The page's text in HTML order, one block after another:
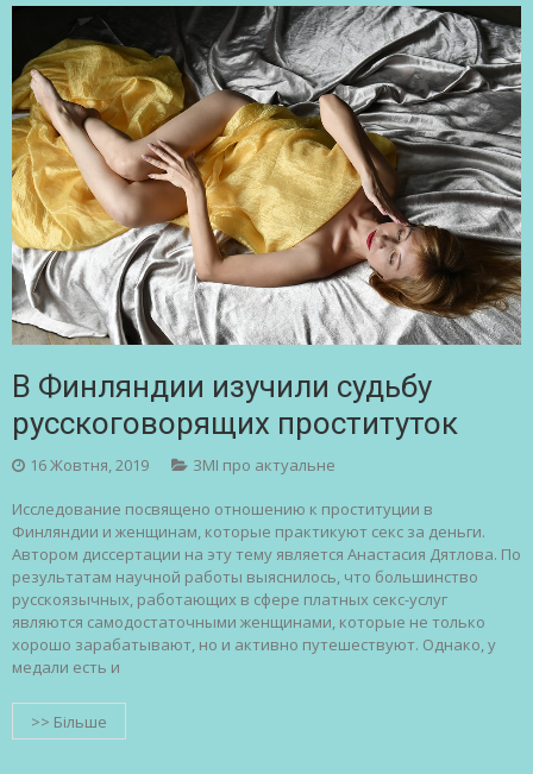
В Финляндии изучили судьбу
русскоговорящих проституток
16 Жовтня, 2019 ЗМІ про актуальне
Исследование посвящено отношению к проституции в
Финляндии и женщинам, которые практикуют секс за деньги.
Автором диссертации на эту тему является Анастасия Дятлова. По
результатам научной работы выяснилось, что большинство
русскоязычных, работающих в сфере платных секс-услуг
являются самодостаточными женщинами, которые не только
хорошо зарабатывают, но и активно путешествуют. Однако, у
медали есть и
>> Більше